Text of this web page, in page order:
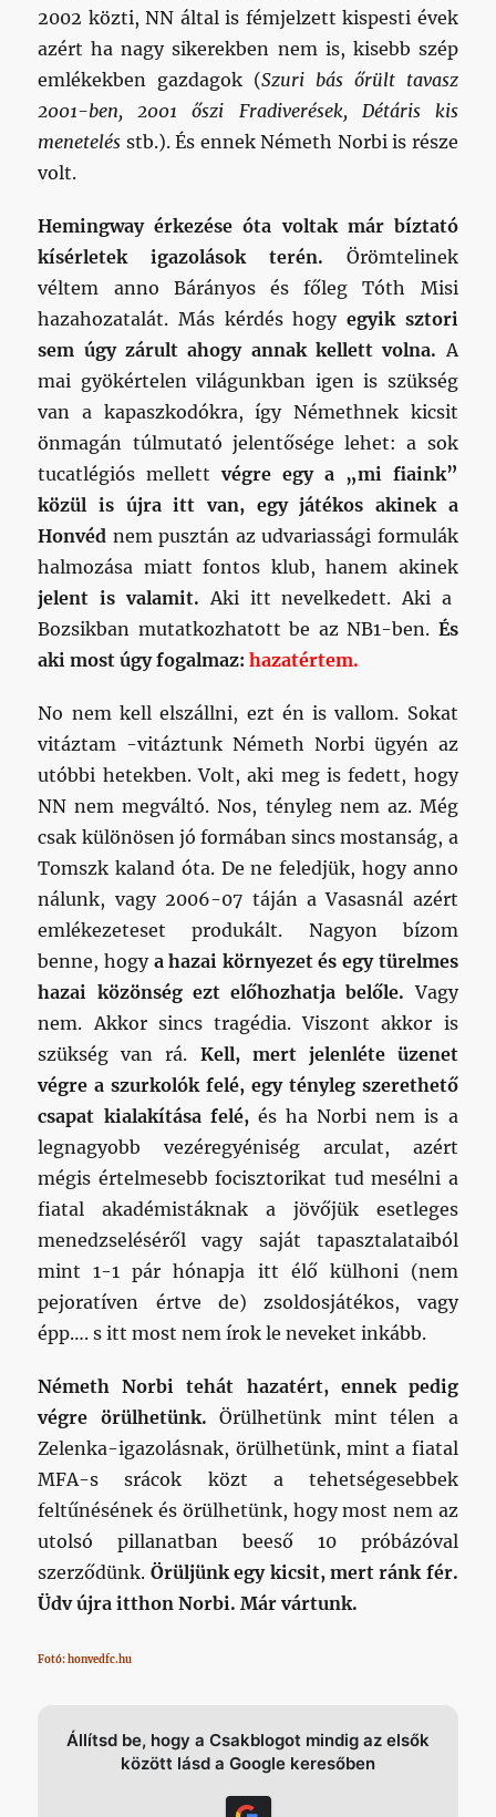
2002 közti, NN által is fémjelzett kispesti évek
azért ha nagy sikerekben nem is, kisebb szép
emlékekben gazdagok (Szuri bás őrült tavasz
2001-ben, 2001 őszi Fradiverések, Détáris kis
menetelés stb.). És ennek Németh Norbi is része
volt.
Hemingway érkezése óta voltak már bíztató
kísérletek igazolások terén. Örömtelinek
véltem anno Bárányos és főleg Tóth Misi
hazahozatalát. Más kérdés hogy egyik sztori
sem úgy zárult ahogy annak kellett volna.A
mai gyökértelen világunkban igen is szükség
van a kapaszkodókra, így Némethnek kicsit
önmagán túlmutató jelentősége lehet: a sok
tucatlégiós mellettvégre egy a „mi fiaink”
közül is újra itt van, egy játékos akinek a
Honvéd nem pusztán az udvariassági formulák
halmozása miatt fontos klub, hanem akinek
jelent is valamit. Aki itt nevelkedett. Aki a
Bozsikban mutatkozhatott be az NB1-ben. És
aki most úgy fogalmaz:hazatértem.
No nem kell elszállni, ezt én is vallom. Sokat
vitáztam -vitáztunk Németh Norbi ügyén az
utóbbi hetekben. Volt, aki meg is fedett, hogy
NN nem megváltó. Nos, tényleg nem az. Még
csak különösen jó formában sincs mostanság, a
Tomszk kaland óta. De ne feledjük, hogy anno
nálunk, vagy 2006-07 táján a Vasasnál azért
emlékezeteset produkált. Nagyon bízom
benne, hogy a hazai környezet és egy türelmes
hazai közönség ezt előhozhatja belőle.Vagy
nem. Akkor sincs tragédia. Viszont akkor is
szükség van rá. Kell, mert jelenléte üzenet
végre a szurkolók felé, egy tényleg szerethető
csapat kialakítása felé,és ha Norbi nem is a
legnagyobb vezéregyéniség arculat, azért
mégis értelmesebb focisztorikat tud mesélni a
fiatal akadémistáknak a jövőjük esetleges
menedzseléséről vagy saját tapasztalataiból
mint 1-1 pár hónapja itt élő külhoni (nem
pejoratíven értve de) zsoldosjátékos, vagy
épp…. s itt most nem írok le neveket inkább.
Németh Norbi tehát hazatért, ennek pedig
végre örülhetünk.Örülhetünk mint télen a
Zelenka-igazolásnak, örülhetünk, mint a fiatal
MFA-s srácok közt a tehetségesebbek
feltűnésének és örülhetünk, hogy most nem az
utolsó pillanatban beeső 10 próbázóval
szerződünk. Örüljünk egy kicsit, mert ránk fér.
Üdv újra itthon Norbi. Már vártunk.
Fotó: honvedfc.hu
Állítsd be, hogy a Csakblogot mindig az elsők
között lásd a Google keresőben